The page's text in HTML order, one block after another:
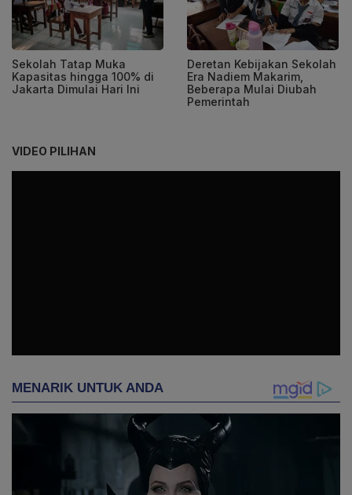
Sekolah Tatap Muka
Kapasitas hingga 100% di
Jakarta Dimulai Hari Ini
Deretan Kebijakan Sekolah
Era Nadiem Makarim,
Beberapa Mulai Diubah
Pemerintah
VIDEO PILIHAN